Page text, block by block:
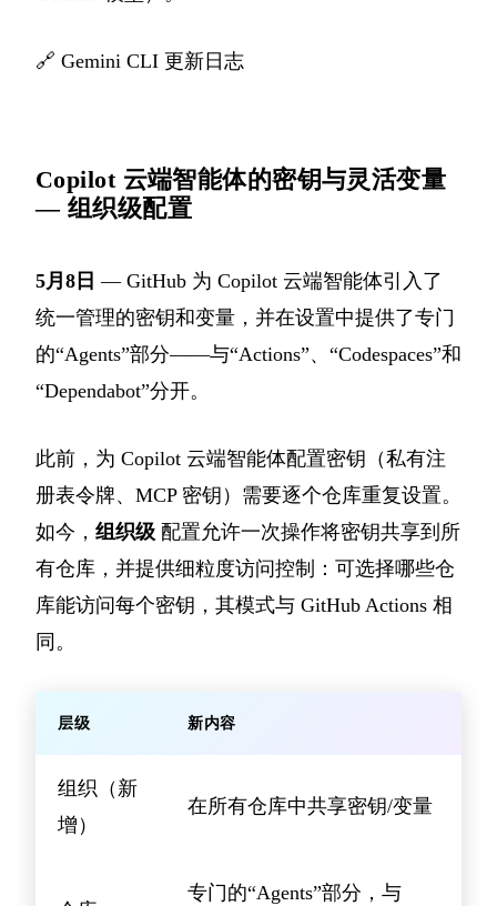
🔗 Gemini CLI 更新日志
Copilot 云端智能体的密钥与灵活变量
— 组织级配置
5月8日 — GitHub 为 Copilot 云端智能体引入了
统一管理的密钥和变量，并在设置中提供了专门
的“Agents”部分——与“Actions”、“Codespaces”和
“Dependabot”分开。
此前，为 Copilot 云端智能体配置密钥（私有注
册表令牌、MCP 密钥）需要逐个仓库重复设置。
如今， 组织级 配置允许一次操作将密钥共享到所
有仓库，并提供细粒度访问控制：可选择哪些仓
库能访问每个密钥，其模式与 GitHub Actions 相
同。
层级 新内容
组织（新
增）
在所有仓库中共享密钥/变量
专门的“Agents”部分，与